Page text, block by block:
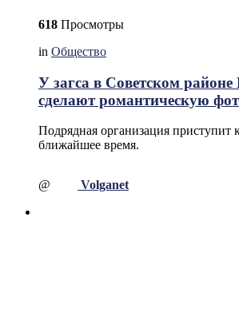
618 Просмотры
in Общество
У загса в Советском районе
сделают романтическую
Подрядная организация приступит
ближайшее время.
@ Volganet